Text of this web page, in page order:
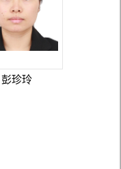
彭珍玲